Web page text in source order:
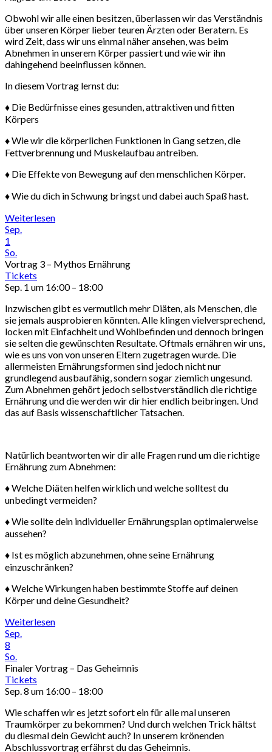
Obwohl wir alle einen besitzen, überlassen wir das Verständnis
über unseren Körper lieber teuren Ärzten oder Beratern. Es
wird Zeit, dass wir uns einmal näher ansehen, was beim
Abnehmen in unserem Körper passiert und wie wir ihn
dahingehend beeinflussen können.
In diesem Vortrag lernst du:
♦ Die Bedürfnisse eines gesunden, attraktiven und fitten
Körpers
♦ Wie wir die körperlichen Funktionen in Gang setzen, die
Fettverbrennung und Muskelaufbau antreiben.
♦ Die Effekte von Bewegung auf den menschlichen Körper.
♦ Wie du dich in Schwung bringst und dabei auch Spaß hast.
Weiterlesen
Sep.
1
So.
Vortrag 3 – Mythos Ernährung
Tickets
Sep. 1 um 16:00 – 18:00
Inzwischen gibt es vermutlich mehr Diäten, als Menschen, die
sie jemals ausprobieren könnten. Alle klingen vielversprechend,
locken mit Einfachheit und Wohlbefinden und dennoch bringen
sie selten die gewünschten Resultate. Oftmals ernähren wir uns,
wie es uns von von unseren Eltern zugetragen wurde. Die
allermeisten Ernährungsformen sind jedoch nicht nur
grundlegend ausbaufähig, sondern sogar ziemlich ungesund.
Zum Abnehmen gehört jedoch selbstverständlich die richtige
Ernährung und die werden wir dir hier endlich beibringen. Und
das auf Basis wissenschaftlicher Tatsachen.
Natürlich beantworten wir dir alle Fragen rund um die richtige
Ernährung zum Abnehmen:
♦ Welche Diäten helfen wirklich und welche solltest du
unbedingt vermeiden?
♦ Wie sollte dein individueller Ernährungsplan optimalerweise
aussehen?
♦ Ist es möglich abzunehmen, ohne seine Ernährung
einzuschränken?
♦ Welche Wirkungen haben bestimmte Stoffe auf deinen
Körper und deine Gesundheit?
Weiterlesen
Sep.
8
So.
Finaler Vortrag – Das Geheimnis
Tickets
Sep. 8 um 16:00 – 18:00
Wie schaffen wir es jetzt sofort ein für alle mal unseren
Traumkörper zu bekommen? Und durch welchen Trick hältst
du diesmal dein Gewicht auch? In unserem krönenden
Abschlussvortrag erfährst du das Geheimnis.